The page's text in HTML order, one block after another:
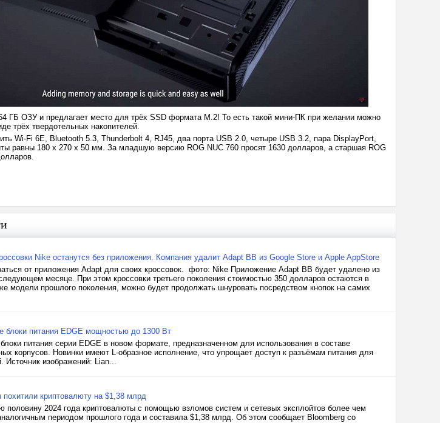
ГБ ОЗУ и предлагает место для трёх SSD формата M.2! То есть такой мини-ПК при желании можно
трёх твердотельных накопителей.
Wi-Fi 6E, Bluetooth 5.3, Thunderbolt 4, RJ45, два порта USB 2.0, четыре USB 3.2, пара DisplayPort,
равны 180 х 270 х 50 мм. За младшую версию ROG NUC 760 просят 1630 долларов, а старшая ROG
Nike останутся без приложения. Компания удалит Adapt BB из Google Store и Apple AppStore
от приложения Adapt для своих кроссовок. фото: Nike Приложение Adapt BB будет удалено из
месяце. При этом кроссовки третьего поколения стоимостью 350 долларов остаются в
модели прошлого поколения, можно будет продолжать шнуровать посредством кнопок на самих
блоки питания EDGE мощностью до 1300 Вт
питания серии EDGE в новом формате, предназначенном для использования в составе
корпусов. Новинки имеют L-образное исполнение, что упрощает доступ к разъёмам питания для
Источник изображений: Lian...
похитили криптовалюту на $1,38 млрд
половину 2024 года криптовалюты с помощью взломов систем и сетевых эксплойтов более чем
периодом прошлого года и составила $1,38 млрд. Об этом сообщает Bloomberg со